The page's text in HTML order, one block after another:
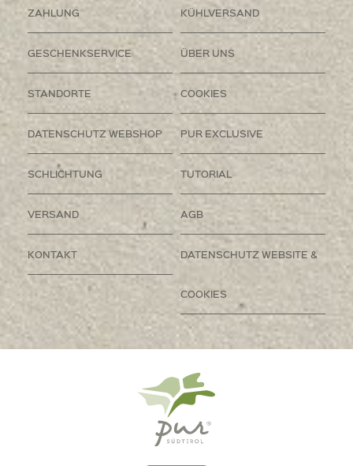
ZAHLUNG KÜHLVERSAND
GESCHENKSERVICE ÜBER UNS
STANDORTE COOKIES
DATENSCHUTZ WEBSHOP PUR EXCLUSIVE
SCHLICHTUNG TUTORIAL
VERSAND AGB
KONTAKT DATENSCHUTZ WEBSITE &
COOKIES